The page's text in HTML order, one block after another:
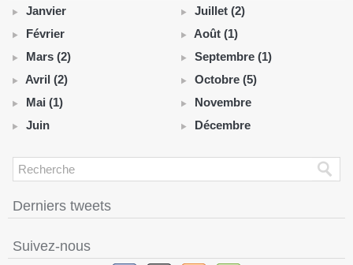
Janvier
Février
Mars (2)
Avril (2)
Mai (1)
Juin
Juillet (2)
Août (1)
Septembre (1)
Octobre (5)
Novembre
Décembre
Derniers tweets
Suivez-nous